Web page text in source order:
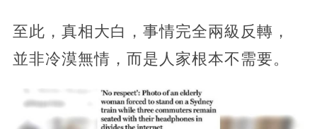
至此，真相大白，事情完全兩級反轉，
並非冷漠無情，而是人家根本不需要。